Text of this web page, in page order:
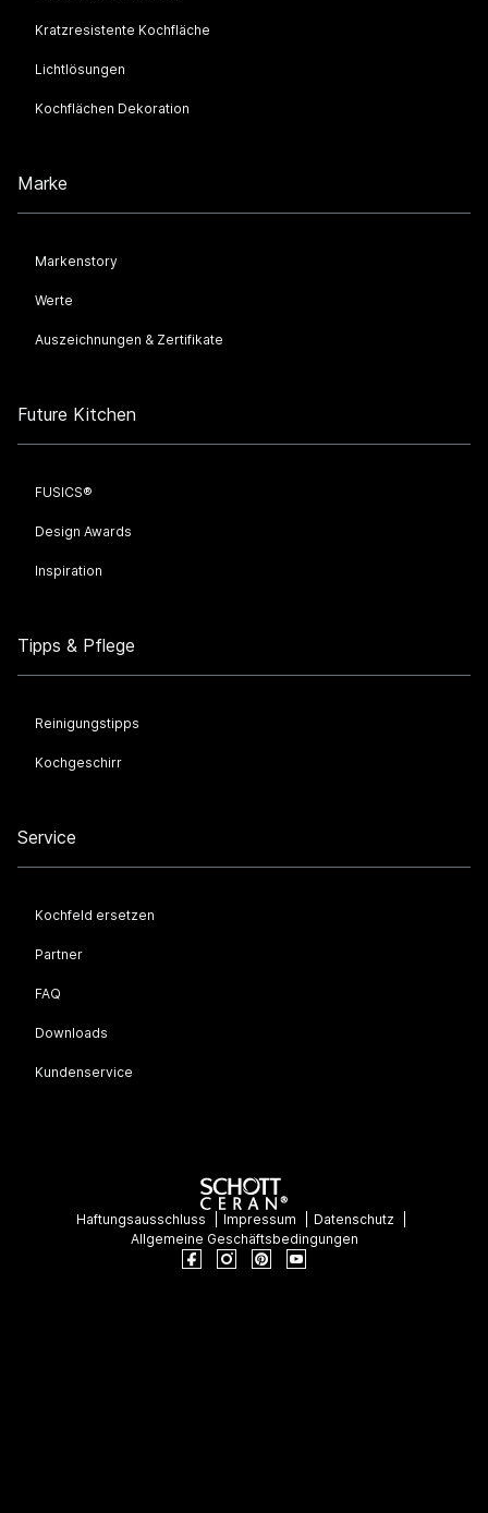
Kratzresistente Kochfläche
Lichtlösungen
Kochflächen Dekoration
Marke
Markenstory
Werte
Auszeichnungen & Zertifikate
Future Kitchen
FUSICS®
Design Awards
Inspiration
Tipps & Pflege
Reinigungstipps
Kochgeschirr
Service
Kochfeld ersetzen
Partner
FAQ
Downloads
Kundenservice
Haftungsausschluss Impressum
Datenschutz
Allgemeine Geschäftsbedingungen